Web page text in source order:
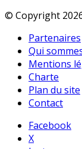
© Copyright
Partenaires
Qui
Mentions
Charte
Plan du site
Contact
Facebook
X